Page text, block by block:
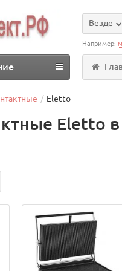
Везде
Например:
Eletto
Eletto